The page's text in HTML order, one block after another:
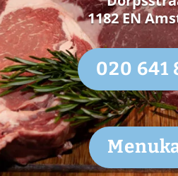
1182 EN
020 641